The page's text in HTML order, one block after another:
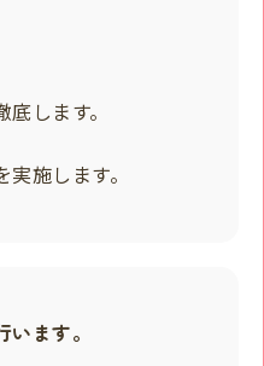
します。
施します。
ます。